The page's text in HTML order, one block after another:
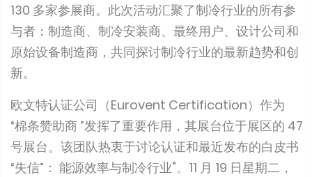
130 多家参展商。此次活动汇聚了制冷行业的所有参
与者：制造商、制冷安装商、最终用户、设计公司和
原始设备制造商，共同探讨制冷行业的最新趋势和创
新。
欧文特认证公司（Eurovent Certification）作为
“棉条赞助商 ”发挥了重要作用，其展台位于展区的 47
号展台。该团队热衷于讨论认证和最近发布的白皮书
“失信”： 能源效率与制冷行业"。11 月 19 日星期二，